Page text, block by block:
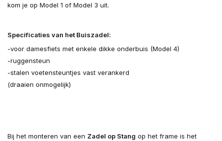
kom je op Model 1 of Model 3 uit.
Specificaties van het Buiszadel:
-voor damesfiets met enkele dikke onderbuis (Model 4)
-ruggensteun
-stalen voetensteuntjes vast verankerd
(draaien onmogelijk)
Bij het monteren van een Zadel op Stang op het frame is het